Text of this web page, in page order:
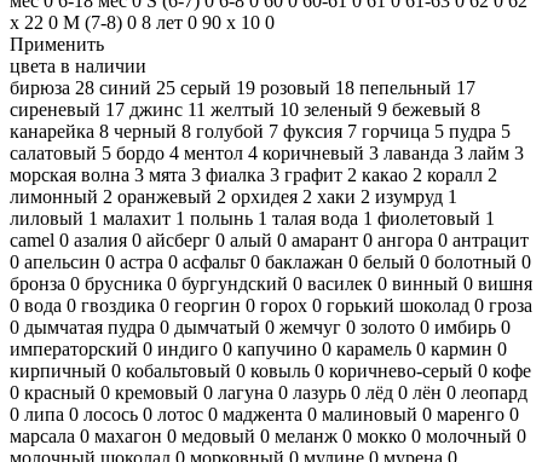
х 22 0 M (7-8) 0 8 лет 0 90 x 10 0
Применить
цвета в наличии
бирюза 28 синий 25 серый 19 розовый 18 пепельный 17
сиреневый 17 джинс 11 желтый 10 зеленый 9 бежевый 8
канарейка 8 черный 8 голубой 7 фуксия 7 горчица 5 пудра 5
салатовый 5 бордо 4 ментол 4 коричневый 3 лаванда 3 лайм 3
морская волна 3 мята 3 фиалка 3 графит 2 какао 2 коралл 2
лимонный 2 оранжевый 2 орхидея 2 хаки 2 изумруд 1
лиловый 1 малахит 1 полынь 1 талая вода 1 фиолетовый 1
camel 0 азалия 0 айсберг 0 алый 0 амарант 0 ангора 0 антрацит
0 апельсин 0 астра 0 асфальт 0 баклажан 0 белый 0 болотный 0
бронза 0 брусника 0 бургундский 0 василек 0 винный 0 вишня
0 вода 0 гвоздика 0 георгин 0 горох 0 горький шоколад 0 гроза
0 дымчатая пудра 0 дымчатый 0 жемчуг 0 золото 0 имбирь 0
императорский 0 индиго 0 капучино 0 карамель 0 кармин 0
кирпичный 0 кобальтовый 0 ковыль 0 коричнево-серый 0 кофе
0 красный 0 кремовый 0 лагуна 0 лазурь 0 лёд 0 лён 0 леопард
0 липа 0 лосось 0 лотос 0 маджента 0 малиновый 0 маренго 0
марсала 0 махагон 0 медовый 0 меланж 0 мокко 0 молочный 0
молочный шоколад 0 морковный 0 мулине 0 мурена 0